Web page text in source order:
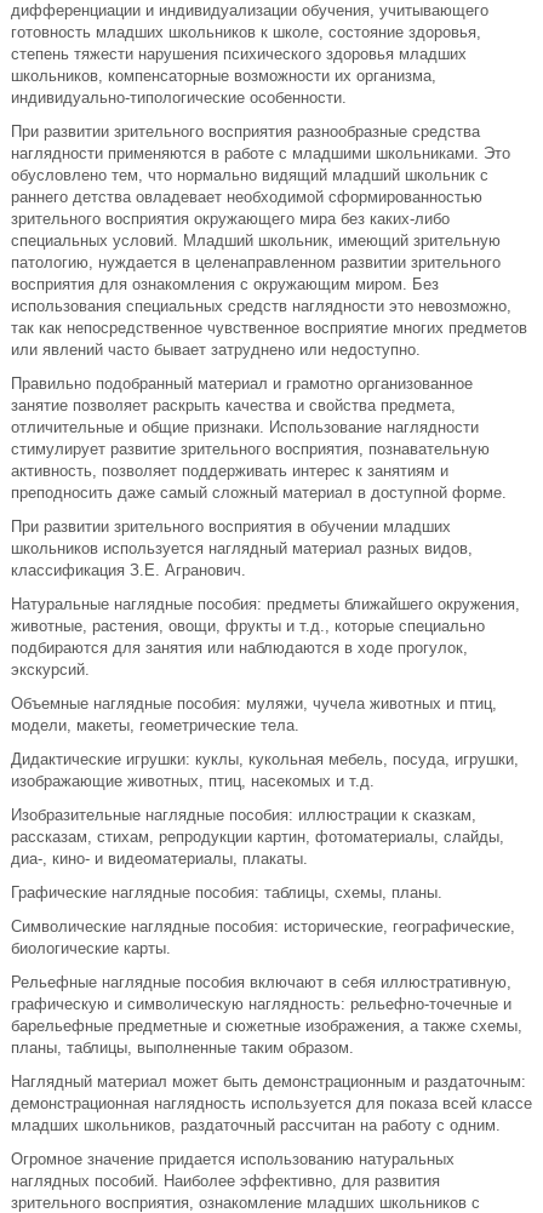
дифференциации и индивидуализации обучения, учитывающего
готовность младших школьников к школе, состояние здоровья,
степень тяжести нарушения психического здоровья младших
школьников, компенсаторные возможности их организма,
индивидуально-типологические особенности.
При развитии зрительного восприятия разнообразные средства
наглядности применяются в работе с младшими школьниками. Это
обусловлено тем, что нормально видящий младший школьник с
раннего детства овладевает необходимой сформированностью
зрительного восприятия окружающего мира без каких-либо
специальных условий. Младший школьник, имеющий зрительную
патологию, нуждается в целенаправленном развитии зрительного
восприятия для ознакомления с окружающим миром. Без
использования специальных средств наглядности это невозможно,
так как непосредственное чувственное восприятие многих предметов
или явлений часто бывает затруднено или недоступно.
Правильно подобранный материал и грамотно организованное
занятие позволяет раскрыть качества и свойства предмета,
отличительные и общие признаки. Использование наглядности
стимулирует развитие зрительного восприятия, познавательную
активность, позволяет поддерживать интерес к занятиям и
преподносить даже самый сложный материал в доступной форме.
При развитии зрительного восприятия в обучении младших
школьников используется наглядный материал разных видов,
классификация З.Е. Агранович.
Натуральные наглядные пособия: предметы ближайшего окружения,
животные, растения, овощи, фрукты и т.д., которые специально
подбираются для занятия или наблюдаются в ходе прогулок,
экскурсий.
Объемные наглядные пособия: муляжи, чучела животных и птиц,
модели, макеты, геометрические тела.
Дидактические игрушки: куклы, кукольная мебель, посуда, игрушки,
изображающие животных, птиц, насекомых и т.д.
Изобразительные наглядные пособия: иллюстрации к сказкам,
рассказам, стихам, репродукции картин, фотоматериалы, слайды,
диа-, кино- и видеоматериалы, плакаты.
Графические наглядные пособия: таблицы, схемы, планы.
Символические наглядные пособия: исторические, географические,
биологические карты.
Рельефные наглядные пособия включают в себя иллюстративную,
графическую и символическую наглядность: рельефно-точечные и
барельефные предметные и сюжетные изображения, а также схемы,
планы, таблицы, выполненные таким образом.
Наглядный материал может быть демонстрационным и раздаточным:
демонстрационная наглядность используется для показа всей классе
младших школьников, раздаточный рассчитан на работу с одним.
Огромное значение придается использованию натуральных
наглядных пособий. Наиболее эффективно, для развития
зрительного восприятия, ознакомление младших школьников с